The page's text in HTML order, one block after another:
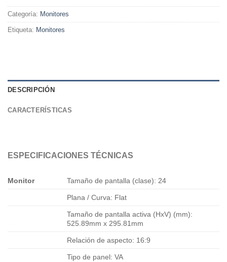
Categoría: Monitores
Etiqueta: Monitores
DESCRIPCIÓN
CARACTERÍSTICAS
ESPECIFICACIONES TÉCNICAS
Monitor Tamaño de pantalla (clase): 24
Plana / Curva: Flat
Tamaño de pantalla activa (HxV) (mm):
525.89mm x 295.81mm
Relación de aspecto: 16:9
Tipo de panel: VA